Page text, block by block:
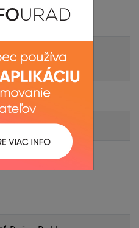
Reset
dodávanie vodu z
vodovodu